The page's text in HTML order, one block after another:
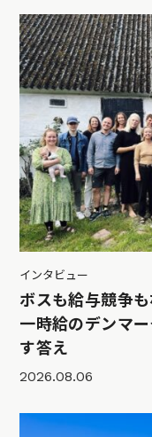
インタビュー
ボスも給与競争
一時給のデンマ
す答え
2026.08.06